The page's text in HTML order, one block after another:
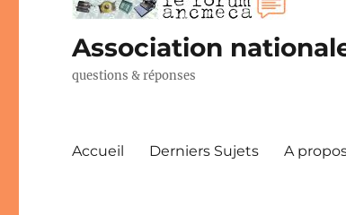
Association
questions & réponses
Accueil Derniers Sujets A